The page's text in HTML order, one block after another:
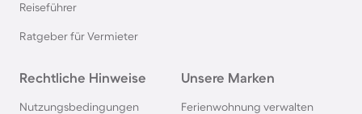
Reiseführer
Ratgeber für Vermieter
Rechtliche Hinweise
Nutzungsbedingungen
Unsere Marken
Ferienwohnung verwalten